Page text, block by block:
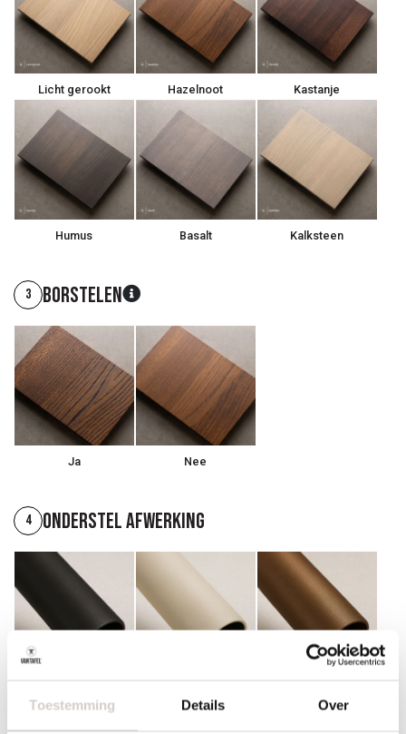
Toestemming Details Over
Licht gerookt Hazelnoot Kastanje
Humus Basalt Kalksteen
3 Borstelen
Ja Nee
4 Onderstel afwerking
poedercoat
poedercoat